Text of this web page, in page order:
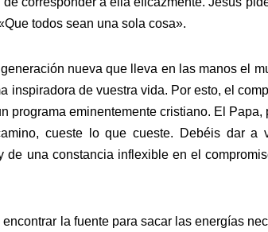
todos sean una sola cosa».
nueva que lleva en las manos el
inspiradora de vuestra vida. Por esto, el
programa eminentemente cristiano. El
cueste lo que cueste. Debéis dar a
de una constancia inflexible en el
la fuente para sacar las energías